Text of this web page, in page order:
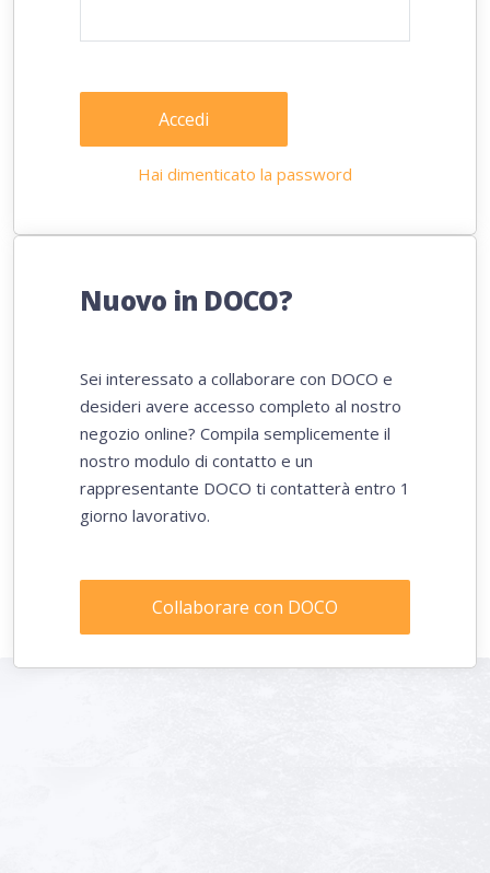
Accedi
Hai dimenticato la password
Nuovo in DOCO?
Sei interessato a collaborare con DOCO e
desideri avere accesso completo al nostro
negozio online? Compila semplicemente il
nostro modulo di contatto e un
rappresentante DOCO ti contatterà entro 1
giorno lavorativo.
Collaborare con DOCO